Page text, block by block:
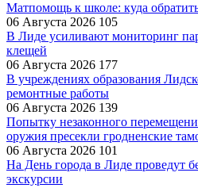
Матпомощь к школе: куда
06 Августа 2026 105
В Лиде усиливают мониторинг
клещей
06 Августа 2026 177
В учреждениях образования
ремонтные работы
06 Августа 2026 139
Попытку незаконного
оружия пресекли гродненские
06 Августа 2026 101
На День города в Лиде проведут
экскурсии